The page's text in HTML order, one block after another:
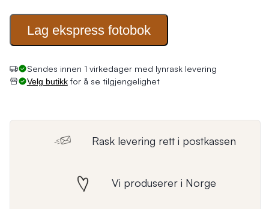
Lag ekspress fotobok
Sendes innen 1 virkedager med lynrask levering
Velg butikkfor å se tilgjengelighet
Rask levering rett i postkassen
Vi produserer i Norge